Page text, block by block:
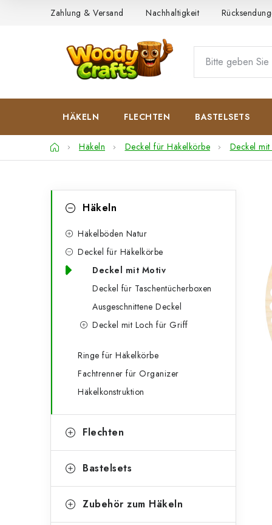
Zahlung & Versand Nachhaltigkeit
HÄKELN FLECHTEN BASTELSETS
StartseiteHäkeln Deckel für Häkelkörbe Deckel
s
e
überspringen
Häkeln
Häkelböden Natur
Deckel für Häkelkörbe
Deckel mit Motiv
Deckel für Taschentücherboxen
Ausgeschnittene Deckel
Deckel mit Loch für Griff
Ringe für Häkelkörbe
Fachtrenner für Organizer
Häkelkonstruktion
Flechten
Bastelsets
Zubehör zum Häkeln